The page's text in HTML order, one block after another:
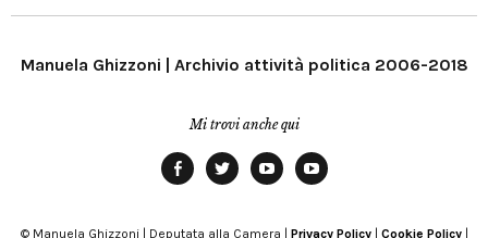
Manuela Ghizzoni | Archivio attività politica 2006-2018
Mi trovi anche qui
Modena
© Manuela Ghizzoni | Deputata alla Camera | Privacy Policy| Cookie Policy|